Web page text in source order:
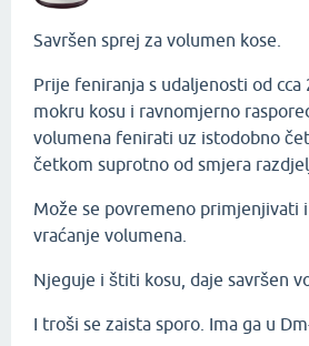
Savršen sprej za volumen kose.
Prije feniranja s udaljenosti od cca
mokru kosu i ravnomjerno
volumena fenirati uz istodobno
četkom suprotno od smjera
Može se povremeno primjenjivati
vraćanje volumena.
Njeguje i štiti kosu, daje savršen
I troši se zaista sporo. Ima ga u